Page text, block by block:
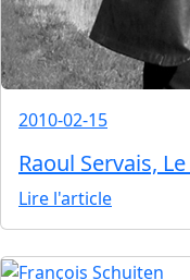
2010-02-15
Raoul Servais,
Lire l'article